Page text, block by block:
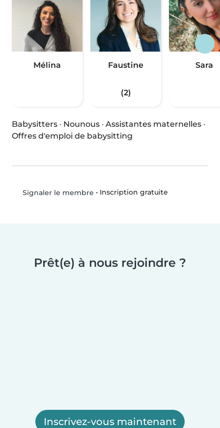
Mélina Faustine
(2)
Sara
Babysitters · Nounous · Assistantes maternelles ·
Offres d'emploi de babysitting
Signaler le membre • Inscription gratuite
Prêt(e) à nous rejoindre ?
Inscrivez-vous maintenant